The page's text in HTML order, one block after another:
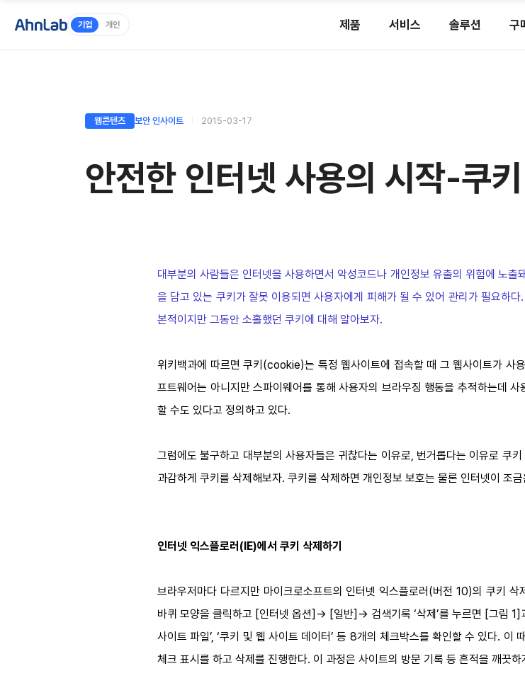
기업 개인 제품 서비스 솔루션 구
웹콘텐츠 보안 인사이트 2015-03-17
안전한 인터넷 사용의 시작-쿠키
대부분의 사람들은 인터넷을 사용하면서 악성코드나 개인정보 유출의 위험에 노
을 담고 있는 쿠키가 잘못 이용되면 사용자에게 피해가 될 수 있어 관리가 필요하
본적이지만 그동안 소홀했던 쿠키에 대해 알아보자.
위키백과에 따르면 쿠키(cookie)는 특정 웹사이트에 접속할 때 그 웹사이트가 사
프트웨어는 아니지만 스파이웨어를 통해 사용자의 브라우징 행동을 추적하는데
할 수도 있다고 정의하고 있다.
그럼에도 불구하고 대부분의 사용자들은 귀찮다는 이유로, 번거롭다는 이유로 쿠
과감하게 쿠키를 삭제해보자. 쿠키를 삭제하면 개인정보 보호는 물론 인터넷이 조
인터넷 익스플로러(IE)에서 쿠키 삭제하기
브라우저마다 다르지만 마이크로소프트의 인터넷 익스플로러(버전 10)의 쿠키
바퀴 모양을 클릭하고 [인터넷 옵션]→ [일반]→ 검색기록 ‘삭제’를 누르면 [그림 1]
사이트 파일’, ‘쿠키 및 웹 사이트 데이터’ 등 8개의 체크박스를 확인할 수 있다.
체크 표시를 하고 삭제를 진행한다. 이 과정은 사이트의 방문 기록 등 흔적을 깨끗